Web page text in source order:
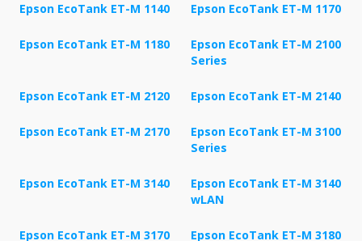
Epson EcoTank ET-M 1140 Epson EcoTank ET-M 1170
Epson EcoTank ET-M 1180
Epson EcoTank ET-M 2100
Series
Epson EcoTank ET-M 2120 Epson EcoTank ET-M 2140
Epson EcoTank ET-M 2170
Epson EcoTank ET-M 3100
Series
Epson EcoTank ET-M 3140
Epson EcoTank ET-M 3140
wLAN
Epson EcoTank ET-M 3170 Epson EcoTank ET-M 3180